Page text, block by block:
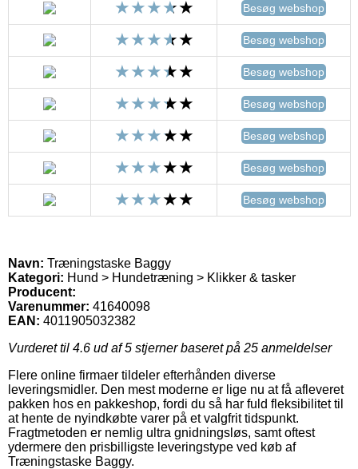
Besøg webshop
Besøg webshop
Besøg webshop
Besøg webshop
Besøg webshop
Besøg webshop
Besøg webshop
Navn: Træningstaske Baggy
Kategori: Hund > Hundetræning > Klikker & tasker
Producent:
Varenummer: 41640098
EAN: 4011905032382
Vurderet til 4.6 ud af 5 stjerner baseret på 25 anmeldelser
Flere online firmaer tildeler efterhånden diverse
leveringsmidler. Den mest moderne er lige nu at få afleveret
pakken hos en pakkeshop, fordi du så har fuld fleksibilitet til
at hente de nyindkøbte varer på et valgfrit tidspunkt.
Fragtmetoden er nemlig ultra gnidningsløs, samt oftest
ydermere den prisbilligste leveringstype ved køb af
Træningstaske Baggy.